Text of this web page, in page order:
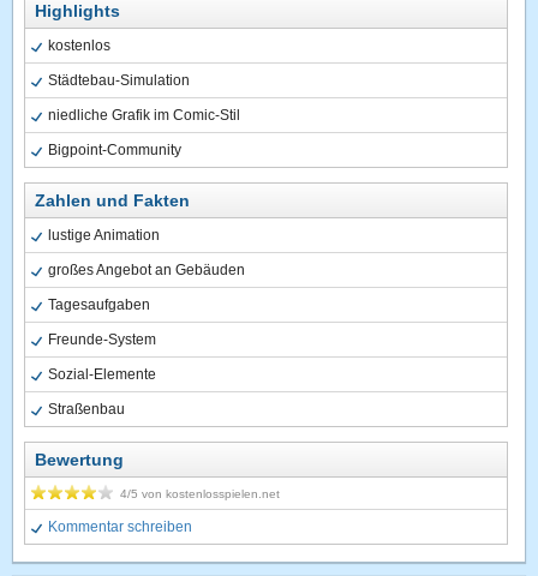
Highlights
kostenlos
Städtebau-Simulation
niedliche Grafik im Comic-Stil
Bigpoint-Community
Zahlen und Fakten
lustige Animation
großes Angebot an Gebäuden
Tagesaufgaben
Freunde-System
Sozial-Elemente
Straßenbau
Bewertung
4/5 vonkostenlosspielen.net
Kommentar schreiben